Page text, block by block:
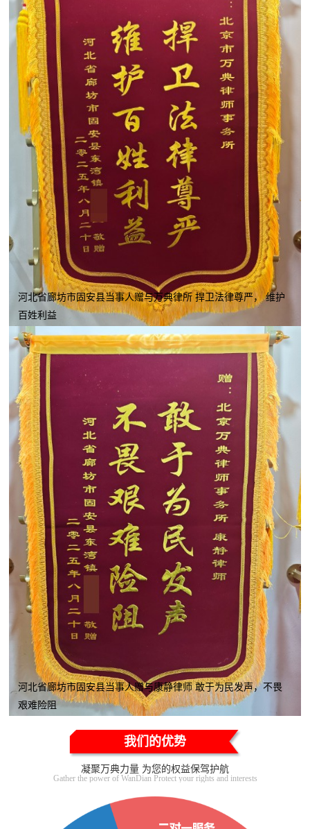
河北省廊坊市固安县当事人赠与万典律所 捍卫法律尊严， 维护
百姓利益
河北省廊坊市固安县当事人赠与康静律师 敢于为民发声，不畏
艰难险阻
我们的优势
凝聚万典力量 为您的权益保驾护航
Gather the power of WanDian Protect your rights and interests